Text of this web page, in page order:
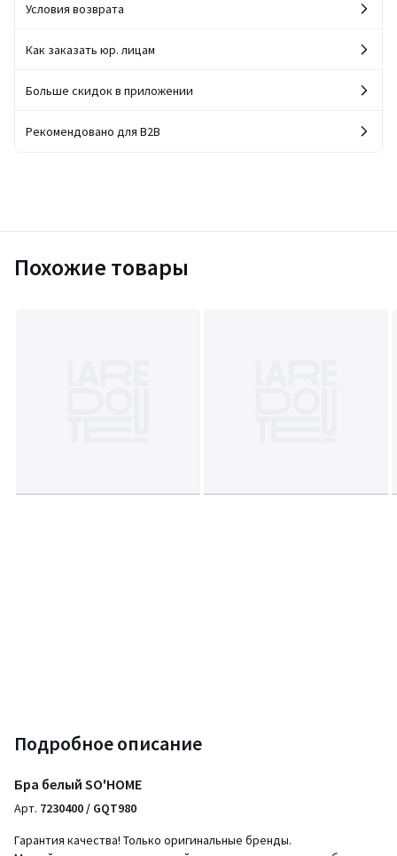
Условия возврата
Как заказать юр. лицам
Больше скидок в приложении
Рекомендовано для B2B
Похожие товары
Подробное описание
Бра белый SO'HOME
Арт. 7230400 / GQT980
Гарантия качества! Только оригинальные бренды.